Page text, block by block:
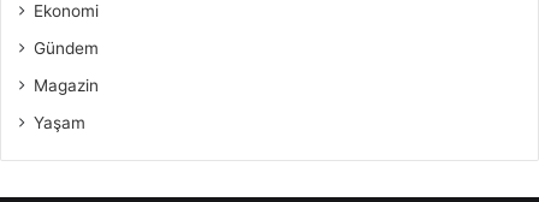
Ekonomi
Gündem
Magazin
Yaşam